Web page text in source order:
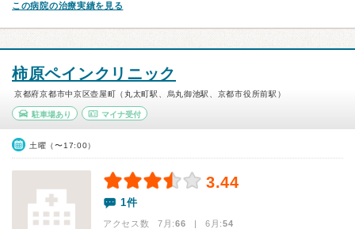
この病院の治療実績を見る
柿原ペインクリニック
京都府京都市中京区壺屋町（丸太町駅、烏丸御池駅、京都市役所前駅）
駐車場あり マイナ受付
土曜（〜17:00）
3.44
1件
アクセス数 7月:66 | 6月:54